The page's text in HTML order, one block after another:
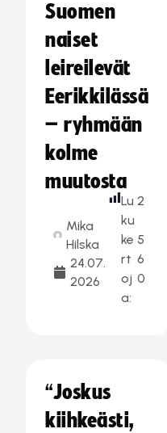
Suomen
naiset
leireilevät
Eerikkilässä
– ryhmään
kolme
muutosta
Mika
Hilska
24.07.
2026
Lu
ku
ke
rt
oj
a:
2
5
6
0
“Joskus
kiihkeästi,